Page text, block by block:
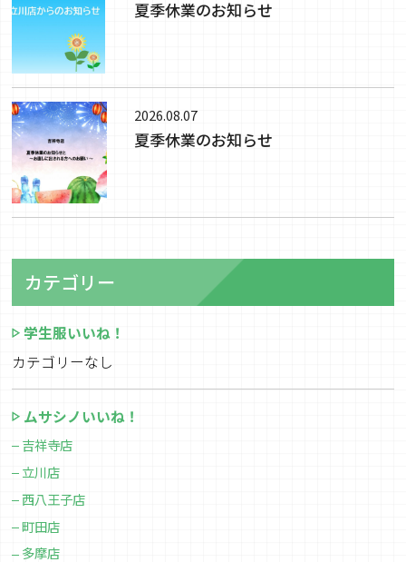
夏季休業のお知らせ
2026.08.07
夏季休業のお知らせ
カテゴリー
学生服いいね！
カテゴリーなし
ムサシノいいね！
吉祥寺店
立川店
西八王子店
町田店
多摩店